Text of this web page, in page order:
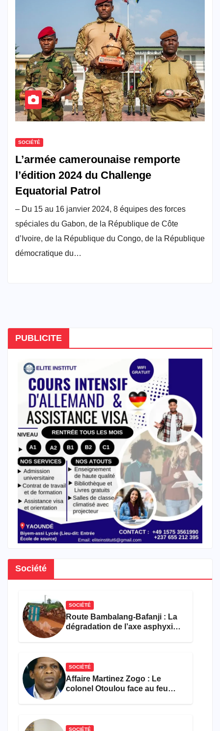
SOCIÉTÉ
L’armée camerounaise remporte
l’édition 2024 du Challenge
Equatorial Patrol
– Du 15 au 16 janvier 2024, 8 équipes des forces
spéciales du Gabon, de la République de Côte
d’Ivoire, de la République du Congo, de la République
démocratique du…
PUBLICITE
Société
SOCIÉTÉ
Route Bambalang-Bafanji : La
dégradation de l’axe asphyxie
SOCIÉTÉ
Affaire Martinez Zogo : Le
colonel Otoulou face au feu
SOCIÉTÉ